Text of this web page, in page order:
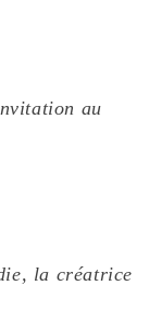
au
la créatrice